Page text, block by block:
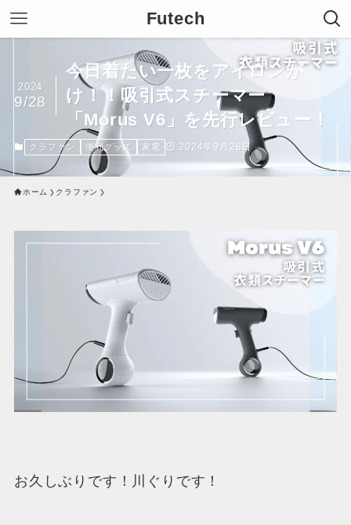
Futech
今日着たい一枚をアイロンが
け！！吸引式スチーマー
「Morus V6」を先行レビュー！
2024
9/28
クラファン 便利グッズ 家電 2024年9月28日
ホーム クラファン
お久しぶりです！川ぐりです！